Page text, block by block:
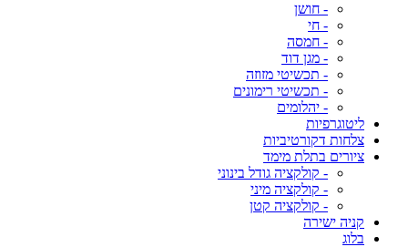
- חושן
- חי
- חמסה
- מגן דוד
- תכשיטי מזוזה
- תכשיטי רימונים
- יהלומים
ליטוגרפיות
צלחות דקורטיביות
ציורים בתלת מימד
- קולקציה גודל בינוני
- קולקציה מיני
- קולקציה קטן
קניה ישירה
בלוג